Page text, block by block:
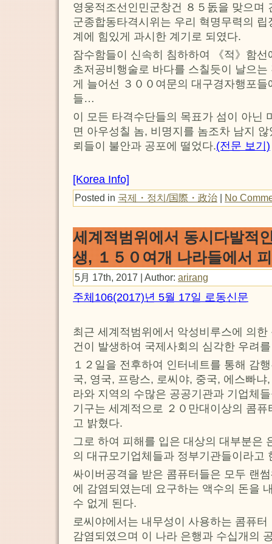
영웅적조선인민군창건 ８５돐을 맞으며
군종합동타격시위는 우리 혁명무력의
계에 힘있게 과시한 계기로 되였다.
잠수함들이 신속히 침하하여 《적》함
초저공비행술로 바다를 스칠듯이 날으
게 늘어선 ３００여문의 대구경자행포
들…
이 모든 타격수단들의 목표가 섬이 아닌
면 아우성칠 놈, 비명지를 놈조차 남지
뢰들이 불안과 공포에 떨었다.(전문 보기)
[Korea Info]
Posted in 국제・정치/国際・政治 | No
세계적범위에서 동시다발적
생, １５０여개 나라들에서
5月 17th, 2017 | Author: arirang
주체106(2017)년 5월 17일 로동신문
최근 세계적범위에서 악성비루스에 의
건이 발생하여 국제사회의 심각한 우려
１２일을 전후하여 인터네트를 통해 감
국, 영국, 프랑스, 로씨야, 중국, 에스빠
라와 지역의 수많은 공공기관과 기업체
기구는 세계적으로 ２０만대이상의 콤
고 밝혔다.
그로 하여 피해를 입은 대상의 대부분은
의 대규모기업체들과 정부기관들이라고
싸이버공격을 받은 콤퓨터들은 모두 랜
에 감염되였는데 요구하는 액수의 돈을
수 없게 된다.
로씨야에서는 내무성이 사용하는 콤퓨
감염되였으며 이 나라 은행과 수십개의